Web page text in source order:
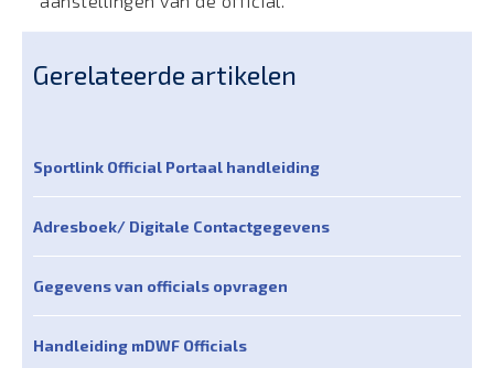
Gerelateerde artikelen
Sportlink Official Portaal handleiding
Adresboek/ Digitale Contactgegevens
Gegevens van officials opvragen
Handleiding mDWF Officials